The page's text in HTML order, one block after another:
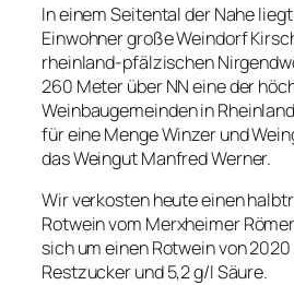
In einem Seitental der Nahe
Einwohner große Weindorf
rheinland-pfälzischen
260 Meter über NN eine der
Weinbaugemeinden in
für eine Menge Winzer und
das Weingut Manfred Werner.
Wir verkosten heute einen
Rotwein vom Merxheimer
sich um einen Rotwein von 2020
Restzucker und 5,2 g/l Säure.